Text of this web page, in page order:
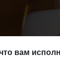
вам